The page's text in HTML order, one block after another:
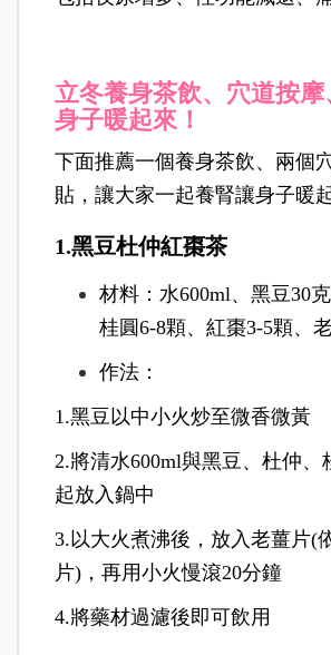
立冬養身茶飲、穴道按
身子暖起來！
下面推薦一個養身茶飲、兩個
貼，讓大家一起養腎讓身子暖起
1.黑豆杜仲紅棗茶
材料：水600ml、黑豆30克
桂圓6-8顆、紅棗3-5顆、
作法：
1.黑豆以中小火炒至微香微黃
2.將清水600ml與黑豆、杜仲、
起放入鍋中
3.以大火煮沸後，放入老薑片(
片)，再用小火慢滾20分鐘
4.將藥材過濾後即可飲用